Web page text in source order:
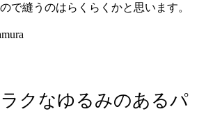
で縫うのはらくらくかと思います。
クなゆるみのあるパ